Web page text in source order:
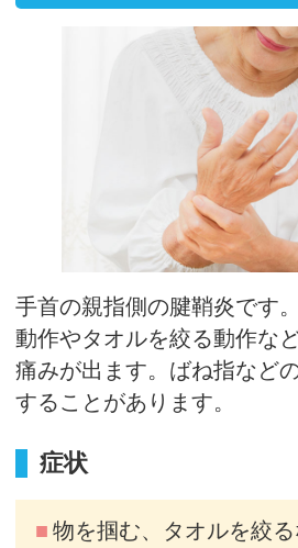
手首の親指側の腱鞘炎です
動作やタオルを絞る動作な
痛みが出ます。ばね指など
することがあります。
症状
物を掴む、タオルを絞る